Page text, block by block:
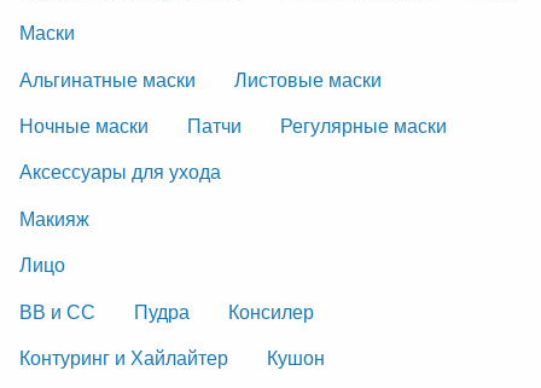
Маски
Альгинатные маски
Листовые маски
Ночные маски
Патчи
Регулярные маски
Аксессуары для ухода
Макияж
Лицо
ВВ и СС
Пудра
Консилер
Контуринг и Хайлайтер
Кушон